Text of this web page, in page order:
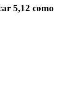
5,12 como